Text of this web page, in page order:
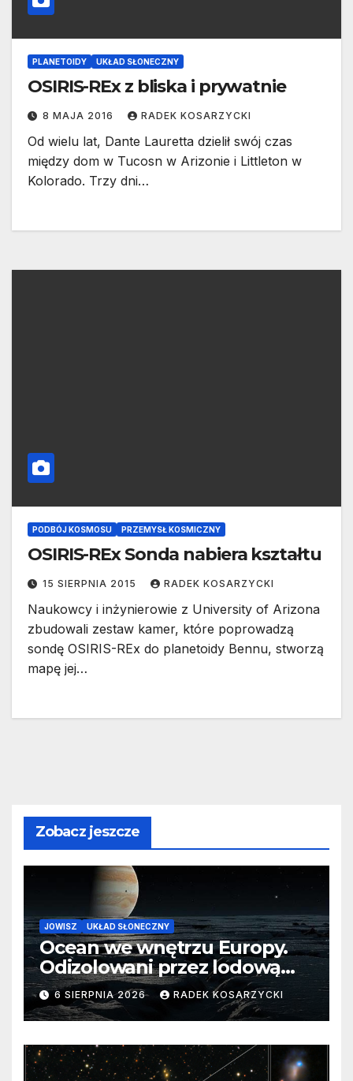
PLANETOIDY UKŁAD SŁONECZNY
OSIRIS-REx z bliska i prywatnie
8 MAJA 2016 RADEK KOSARZYCKI
Od wielu lat, Dante Lauretta dzielił swój czas
między dom w Tucosn w Arizonie i Littleton w
Kolorado. Trzy dni…
PODBÓJ KOSMOSU PRZEMYSŁ KOSMICZNY
OSIRIS-REx Sonda nabiera kształtu
15 SIERPNIA 2015 RADEK KOSARZYCKI
Naukowcy i inżynierowie z University of Arizona
zbudowali zestaw kamer, które poprowadzą
sondę OSIRIS-REx do planetoidy Bennu, stworzą
mapę jej…
Zobacz jeszcze
JOWISZ UKŁAD SŁONECZNY
Ocean we wnętrzu Europy.
Odizolowani przez lodową
barierę
6 SIERPNIA 2026 RADEK KOSARZYCKI